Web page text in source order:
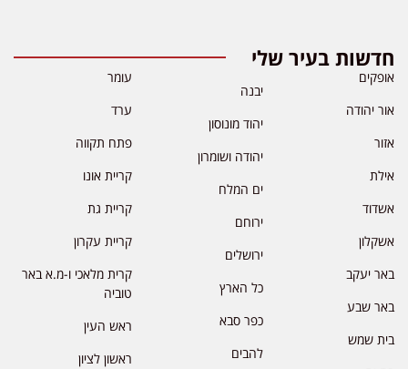
חדשות בעיר שלי
אופקים
אור יהודה
אזור
אילת
אשדוד
אשקלון
באר יעקב
באר שבע
בית שמש
יבנה
יהוד מונוסון
יהודה ושומרון
ים המלח
ירוחם
ירושלים
כל הארץ
כפר סבא
להבים
עומר
ערד
פתח תקווה
קריית אונו
קריית גת
קריית עקרון
קרית מלאכי ו-מ.א באר
טוביה
ראש העין
ראשון לציון